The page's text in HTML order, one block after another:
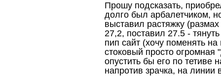
Прошу подсказать,
долго был арбалетчиком,
выставил растяжку
27,2, поставил 27.5 -
пип сайт (хочу поменять
стоковый просто
опустить бы его по тетиве
напротив зрачка, на линии